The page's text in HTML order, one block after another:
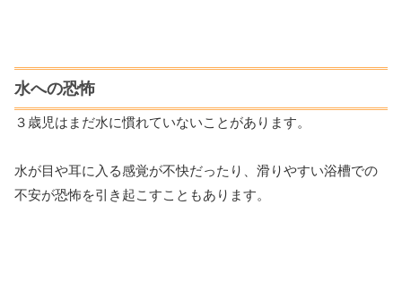
水への恐怖
３歳児はまだ水に慣れていないことがあります。
水が目や耳に入る感覚が不快だったり、滑りやすい浴槽での
不安が恐怖を引き起こすこともあります。